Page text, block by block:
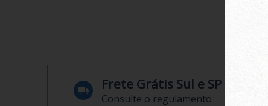
Frete Grátis Sul e SP
Consulte o regulamento